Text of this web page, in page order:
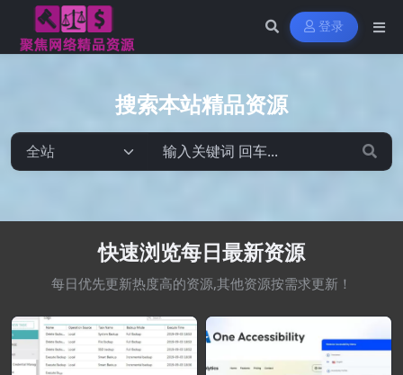
登录
搜索本站精品资源
快速浏览每日最新资源
每日优先更新热度高的资源,其他资源按需求更新！